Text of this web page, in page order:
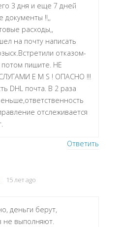
3 дня и еще 7 дней
документы !!,,
расходы,,
на почту написать
отказом-
потом пишите. НЕ
E M S ! ОПАСНО !!!
DHL почта. В 2 раза
отслеживается
Ответить
15 лет ago
деньги берут,
не выполняют.